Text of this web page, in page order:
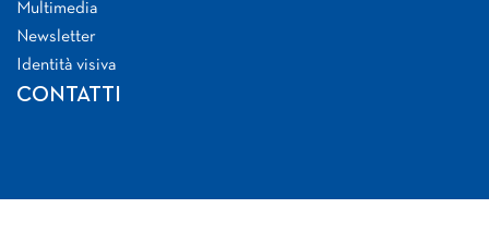
Multimedia
Newsletter
Identità visiva
CONTATTI